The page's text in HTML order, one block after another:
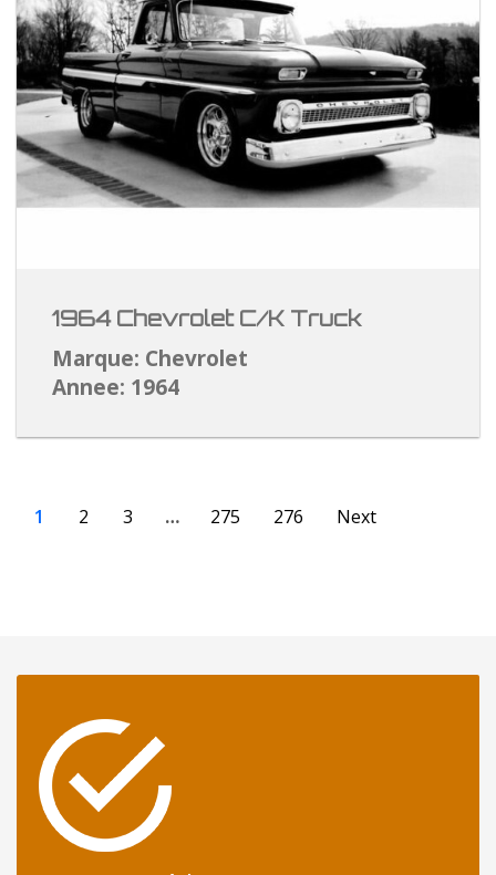
1964 Chevrolet C/K Truck
Marque: Chevrolet
Annee: 1964
1 2 3 … 275 276 Next